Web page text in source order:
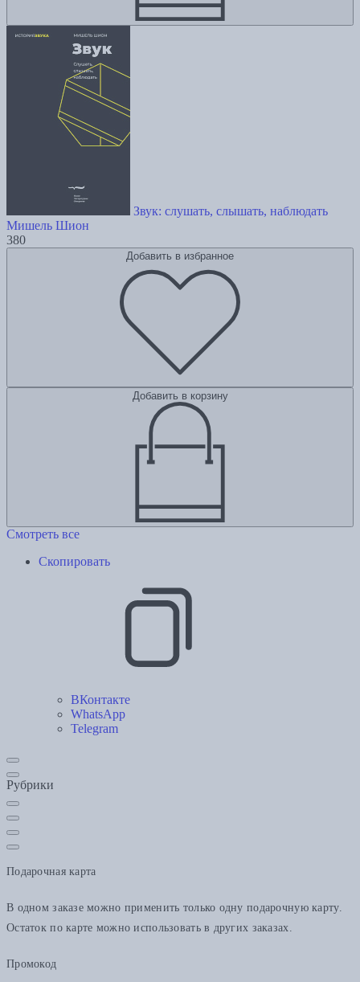
Звук: слушать, слышать, наблюдать
Мишель Шион
380
Добавить в избранное
Добавить в корзину
Смотреть все
Скопировать
ВКонтакте
WhatsApp
Telegram
Рубрики
Подарочная карта
В одном заказе можно применить только одну подарочную карту.
Остаток по карте можно использовать в других заказах.
Промокод